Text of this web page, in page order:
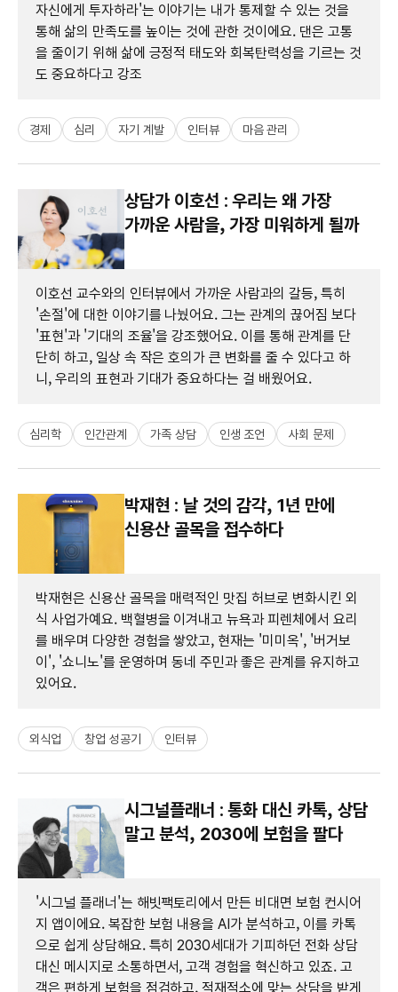
자신에게 투자하라'는 이야기는 내가 통제할 수 있는 것을
통해 삶의 만족도를 높이는 것에 관한 것이에요. 댄은 고통
을 줄이기 위해 삶에 긍정적 태도와 회복탄력성을 기르는 것
도 중요하다고 강조
경제 심리 자기 계발 인터뷰 마음 관리
상담가 이호선 : 우리는 왜 가장
가까운 사람을, 가장 미워하게 될까
이호선 교수와의 인터뷰에서 가까운 사람과의 갈등, 특히
'손절'에 대한 이야기를 나눴어요. 그는 관계의 끊어짐 보다
'표현'과 '기대의 조율'을 강조했어요. 이를 통해 관계를 단
단히 하고, 일상 속 작은 호의가 큰 변화를 줄 수 있다고 하
니, 우리의 표현과 기대가 중요하다는 걸 배웠어요.
심리학 인간관계 가족 상담 인생 조언 사회 문제
박재현 : 날 것의 감각, 1년 만에
신용산 골목을 접수하다
박재현은 신용산 골목을 매력적인 맛집 허브로 변화시킨 외
식 사업가예요. 백혈병을 이겨내고 뉴욕과 피렌체에서 요리
를 배우며 다양한 경험을 쌓았고, 현재는 '미미옥', '버거보
이', '쇼니노'를 운영하며 동네 주민과 좋은 관계를 유지하고
있어요.
외식업 창업 성공기 인터뷰
시그널플래너 : 통화 대신 카톡, 상담
말고 분석, 2030에 보험을 팔다
'시그널 플래너'는 해빗팩토리에서 만든 비대면 보험 컨시어
지 앱이에요. 복잡한 보험 내용을 AI가 분석하고, 이를 카톡
으로 쉽게 상담해요. 특히 2030세대가 기피하던 전화 상담
대신 메시지로 소통하면서, 고객 경험을 혁신하고 있죠. 고
객은 편하게 보험을 점검하고, 적재적소에 맞는 상담을 받게